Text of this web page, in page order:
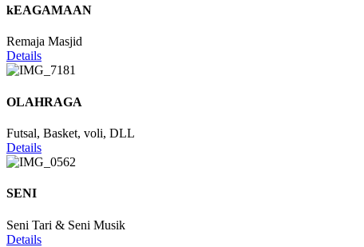
kEAGAMAAN
Remaja Masjid
Details
OLAHRAGA
Futsal, Basket, voli, DLL
Details
SENI
Seni Tari & Seni Musik
Details